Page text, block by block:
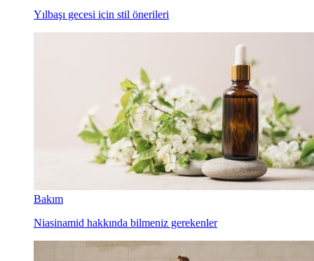
Yılbaşı gecesi için stil önerileri
Bakım
Niasinamid hakkında bilmeniz gerekenler